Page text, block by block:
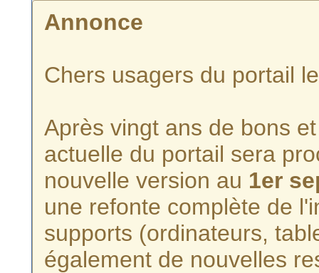
Annonce
Chers usagers du portail
Après vingt ans de bons
actuelle du portail sera
nouvelle version au 1er
une refonte complète de
supports (ordinateurs,
également de nouvelles